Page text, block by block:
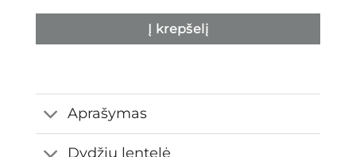
Į krepšelį
Aprašymas
Dydžių lentelė